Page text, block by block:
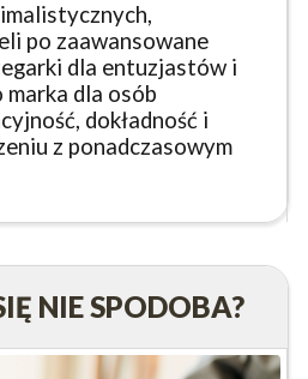
po zaawansowane
dla entuzjastów i
marka dla osób
dokładność i
z ponadczasowym
NIE SPODOBA?